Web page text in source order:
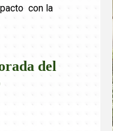
con la
del